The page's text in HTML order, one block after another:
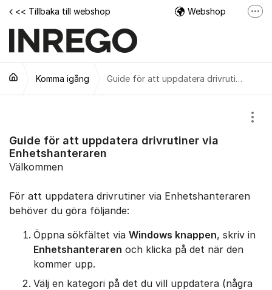
Hoppa till innehåll
<< Tillbaka till webshop Webshop
Tech Support Video
Komma igång Guide för att uppdatera drivrutiner via Enhetshanteraren
Guide för att uppdatera drivrutiner via
Enhetshanteraren
Välkommen
För att uppdatera drivrutiner via Enhetshanteraren
behöver du göra följande:
Öppna sökfältet via Windows knappen, skriv in
Enhetshanteraren och klicka på det när den
kommer upp.
Välj en kategori på det du vill uppdatera (några